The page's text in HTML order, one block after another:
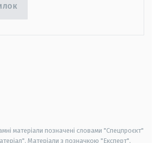
матеріали позначені словами "Спецпроєкт"
Матеріали з позначкою "Експерт",